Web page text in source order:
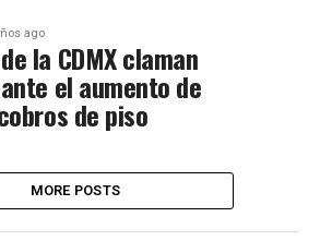
ago
la CDMX claman
el aumento de
de piso
MORE POSTS